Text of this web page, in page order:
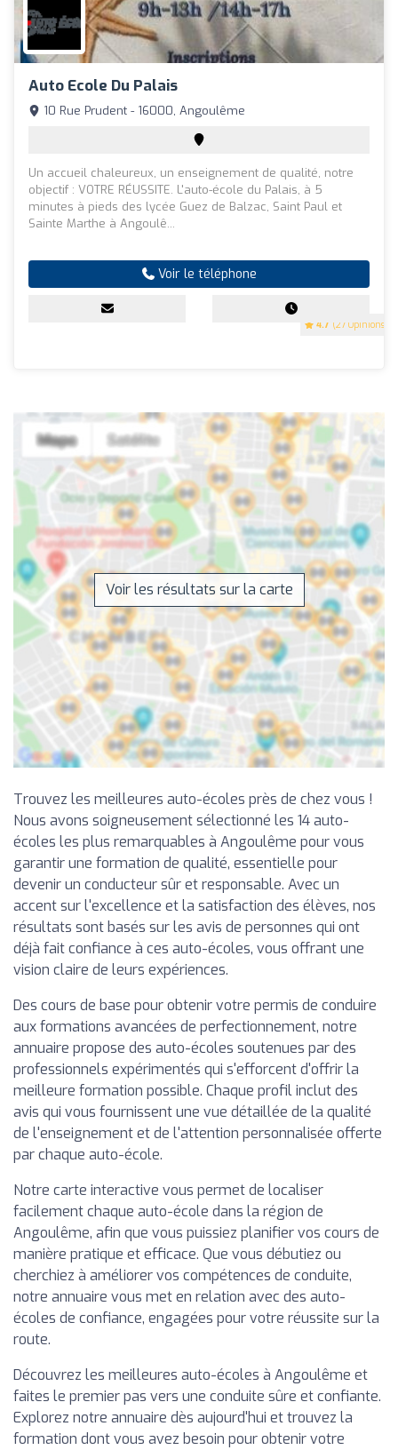
Auto Ecole Du Palais
4.7 (27 Opinions)
10 Rue Prudent - 16000, Angoulême
Un accueil chaleureux, un enseignement de qualité, notre
objectif : VOTRE RÉUSSITE. L'auto-école du Palais, à 5
minutes à pieds des lycée Guez de Balzac, Saint Paul et
Sainte Marthe à Angoulê...
Voir le téléphone
Voir les résultats sur la carte
Trouvez les meilleures auto-écoles près de chez vous !
Nous avons soigneusement sélectionné les 14 auto-
écoles les plus remarquables à Angoulême pour vous
garantir une formation de qualité, essentielle pour
devenir un conducteur sûr et responsable. Avec un
accent sur l'excellence et la satisfaction des élèves, nos
résultats sont basés sur les avis de personnes qui ont
déjà fait confiance à ces auto-écoles, vous offrant une
vision claire de leurs expériences.
Des cours de base pour obtenir votre permis de conduire
aux formations avancées de perfectionnement, notre
annuaire propose des auto-écoles soutenues par des
professionnels expérimentés qui s'efforcent d'offrir la
meilleure formation possible. Chaque profil inclut des
avis qui vous fournissent une vue détaillée de la qualité
de l'enseignement et de l'attention personnalisée offerte
par chaque auto-école.
Notre carte interactive vous permet de localiser
facilement chaque auto-école dans la région de
Angoulême, afin que vous puissiez planifier vos cours de
manière pratique et efficace. Que vous débutiez ou
cherchiez à améliorer vos compétences de conduite,
notre annuaire vous met en relation avec des auto-
écoles de confiance, engagées pour votre réussite sur la
route.
Découvrez les meilleures auto-écoles à Angoulême et
faites le premier pas vers une conduite sûre et confiante.
Explorez notre annuaire dès aujourd'hui et trouvez la
formation dont vous avez besoin pour obtenir votre